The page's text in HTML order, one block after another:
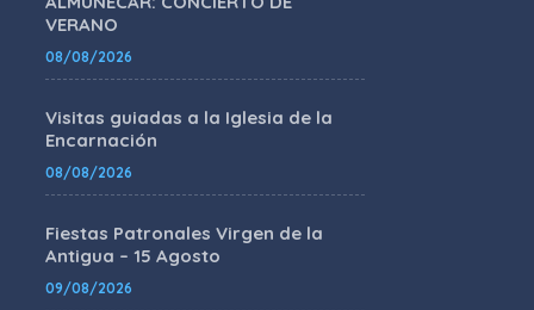
VERANO
08/08/2026
Visitas guiadas a la Iglesia de la
Encarnación
08/08/2026
Fiestas Patronales Virgen de la
Antigua – 15 Agosto
09/08/2026